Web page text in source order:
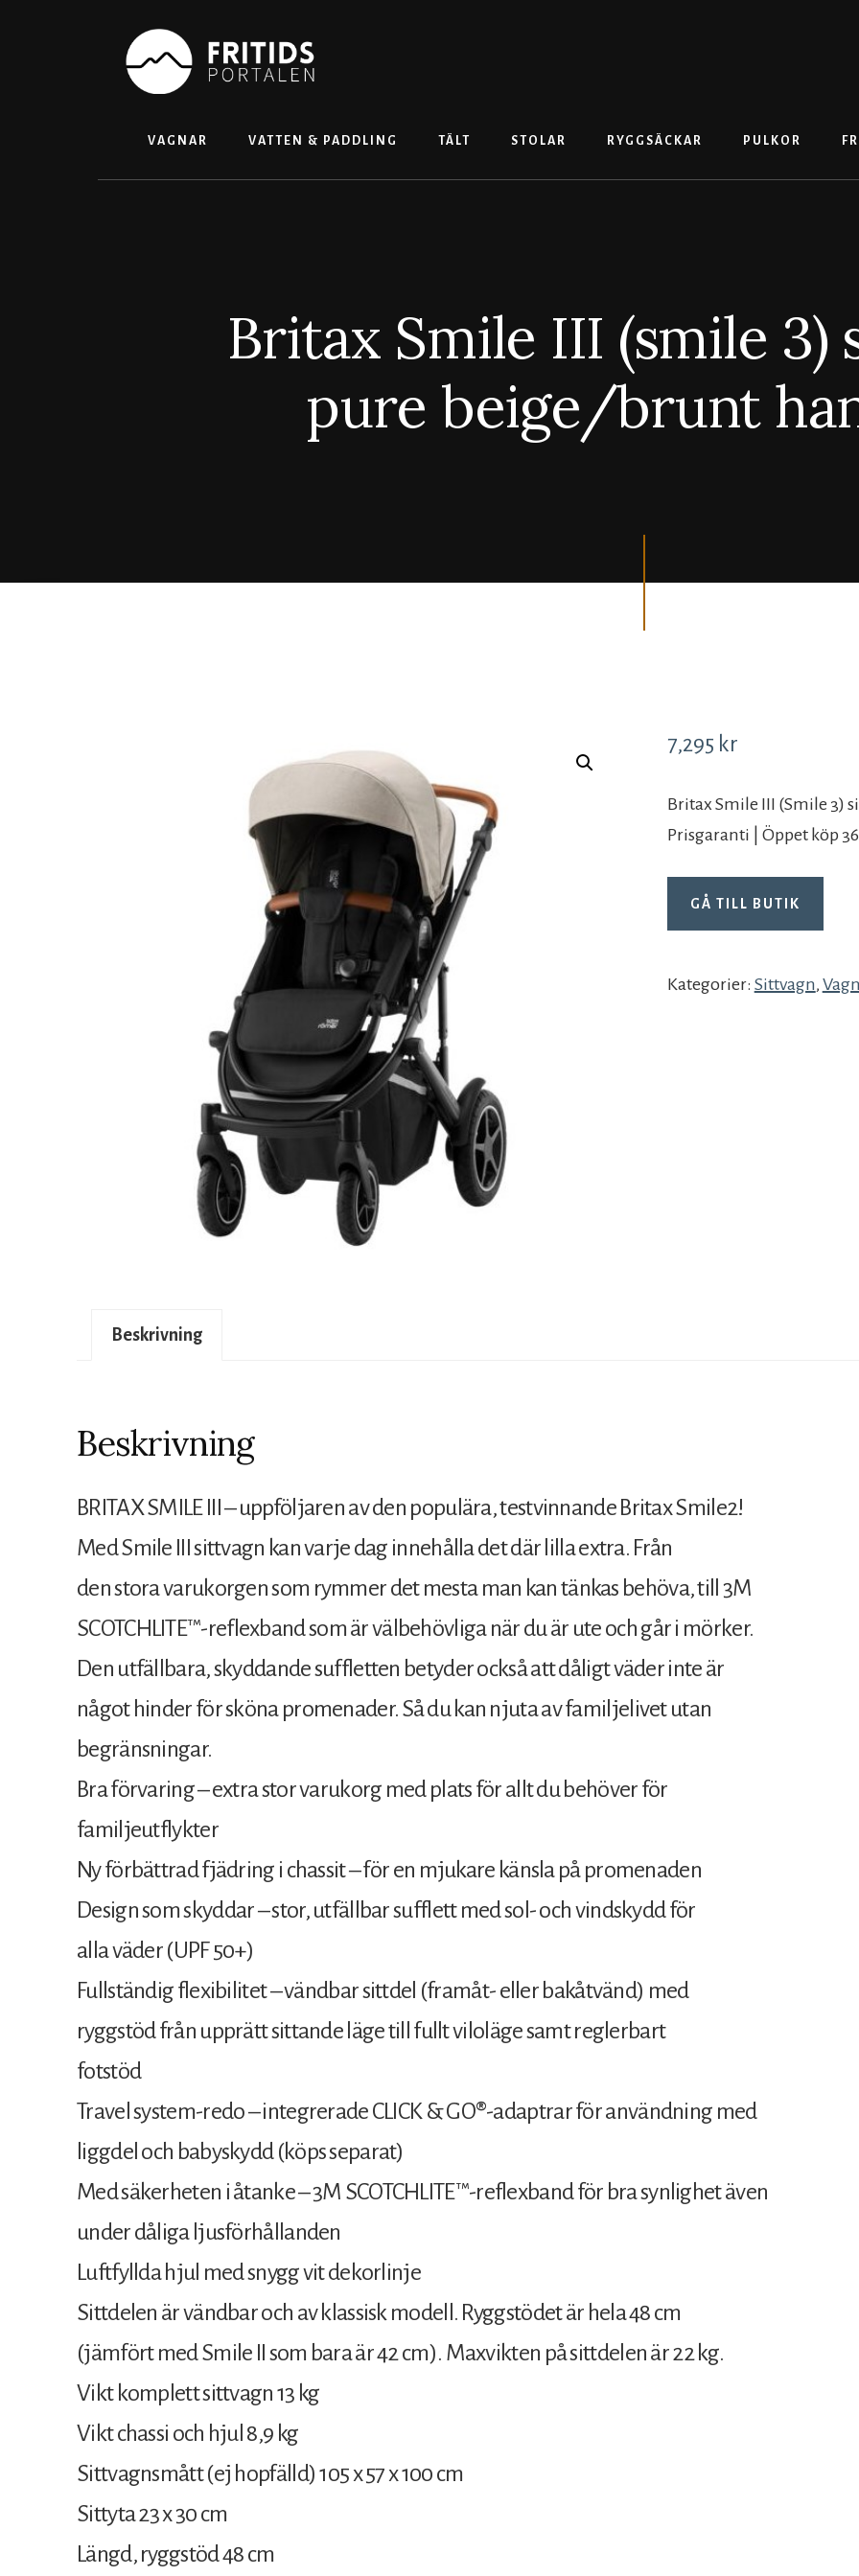
VAGNAR VATTEN & PADDLING TÄLT STOLAR RYGGSÄCKAR PULKOR
Britax Smile III (smile 3)
pure beige/brunt
7,295 kr
Britax Smile III (Smile 3)
Prisgaranti | Öppet köp
GÅ TILL BUTIK
Kategorier: Sittvagn,
Beskrivning
Beskrivning
BRITAX SMILE III – uppföljaren av den populära, testvinnande Britax Smile2!
Med Smile III sittvagn kan varje dag innehålla det där lilla extra. Från
den stora varukorgen som rymmer det mesta man kan tänkas behöva, till 3M
SCOTCHLITE™-reflexband som är välbehövliga när du är ute och går i mörker.
Den utfällbara, skyddande suffletten betyder också att dåligt väder inte är
något hinder för sköna promenader. Så du kan njuta av familjelivet utan
begränsningar.
Bra förvaring – extra stor varukorg med plats för allt du behöver för
familjeutflykter
Ny förbättrad fjädring i chassit – för en mjukare känsla på promenaden
Design som skyddar – stor, utfällbar sufflett med sol- och vindskydd för
alla väder (UPF 50+)
Fullständig flexibilitet – vändbar sittdel (framåt- eller bakåtvänd) med
ryggstöd från upprätt sittande läge till fullt viloläge samt reglerbart
fotstöd
Travel system-redo – integrerade CLICK & GO®-adaptrar för användning med
liggdel och babyskydd (köps separat)
Med säkerheten i åtanke – 3M SCOTCHLITE™-reflexband för bra synlighet även
under dåliga ljusförhållanden
Luftfyllda hjul med snygg vit dekorlinje
Sittdelen är vändbar och av klassisk modell. Ryggstödet är hela 48 cm
(jämfört med Smile II som bara är 42 cm). Maxvikten på sittdelen är 22 kg.
Vikt komplett sittvagn 13 kg
Vikt chassi och hjul 8,9 kg
Sittvagnsmått (ej hopfälld) 105 x 57 x 100 cm
Sittyta 23 x 30 cm
Längd, ryggstöd 48 cm